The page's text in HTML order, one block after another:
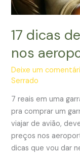
17 dicas
nos
Deixe um
Serrado
7 reais em uma
pra comprar um
viajar de avião,
preços nos
dicas que vou dar